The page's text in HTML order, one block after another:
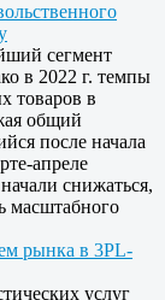
сегмент
в 2022 г. темпы
товаров в
общий
после начала
апреле
снижаться,
масштабного
рынка в 3PL-
услуг